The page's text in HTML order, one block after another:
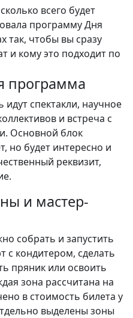
всего будет
программу Дня
так, чтобы вы сразу
и кому это подходит по
программа
идут спектакли, научное
и встреча с
Основной блок
но будет интересно и
реквизит,
и мастер-
собрать и запустить
с кондитером, сделать
пряник или освоить
зона рассчитана на
в стоимость билета у
выделены зоны